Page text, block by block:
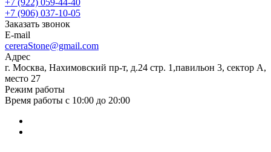
+7 (922) 059-44-40
+7 (906) 037-10-05
Заказать звонок
E-mail
cereraStone@gmail.com
Адрес
г. Москва, Нахимовский пр-т, д.24 стр. 1,павильон 3, сектор А,
место 27
Режим работы
Время работы с 10:00 до 20:00